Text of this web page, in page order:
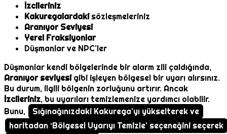
İzcileriniz
Kakuregalardakisözleşmeleriniz
Aranıyor Seviyesi
Yerel Fraksiyonlar
Düşmanlar ve NPC’ler
Düşmanlar kendi bölgelerinde bir alarm zili çaldığında,
Aranıyor seviyesigibi işleyen bölgesel bir uyarı alırsınız.
Bu durum, ilgili bölgenin zorluğunu artırır. Ancak
İzcileriniz, bu uyarıları temizlemenize yardımcı olabilir.
Bunu,
Sığınağınızdaki Kakurega’yı yükselterek ve
haritadan ‘Bölgesel Uyarıyı Temizle’ seçeneğini seçerek